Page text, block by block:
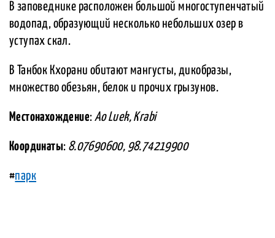
В заповеднике расположен большой многоступенчатый
водопад, образующий несколько небольших озер в
уступах скал.
В Танбок Кхорани обитают мангусты, дикобразы,
множество обезьян, белок и прочих грызунов.
Местонахождение: Ao Luek, Krabi
Координаты: 8.07690600, 98.74219900
#парк